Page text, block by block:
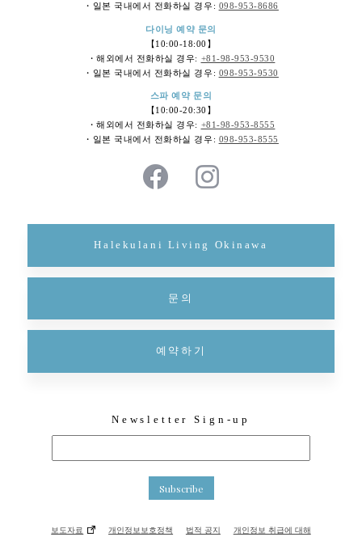
・일본 국내에서 전화하실 경우: 098-953-8686
다이닝 예약 문의
【10:00-18:00】
・해외에서 전화하실 경우: +81-98-953-9530
・일본 국내에서 전화하실 경우: 098-953-9530
스파 예약 문의
【10:00-20:30】
・해외에서 전화하실 경우: +81-98-953-8555
・일본 국내에서 전화하실 경우: 098-953-8555
Halekulani Living Okinawa
문의
예약하기
Newsletter Sign-up
Subscribe
보도자료 개인정보보호정책 법적 공지 개인정보 취급에 대해